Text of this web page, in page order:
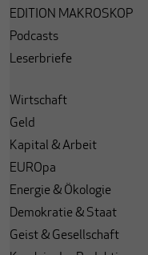
EDITION MAKROSKOP
Podcasts
Leserbriefe
Wirtschaft
Geld
Kapital & Arbeit
EUROpa
Energie & Ökologie
Demokratie & Staat
Geist & Gesellschaft